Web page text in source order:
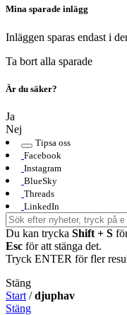
Mina sparade inlägg
Inläggen sparas endast i
Ta bort alla sparade
Är du säker?
Ja
Nej
Tipsa oss
Facebook
Instagram
BlueSky
Threads
LinkedIn
Du kan trycka Shift + S
Esc för att stänga det.
Tryck ENTER för fler
Stäng
Start /djuphav
Stäng